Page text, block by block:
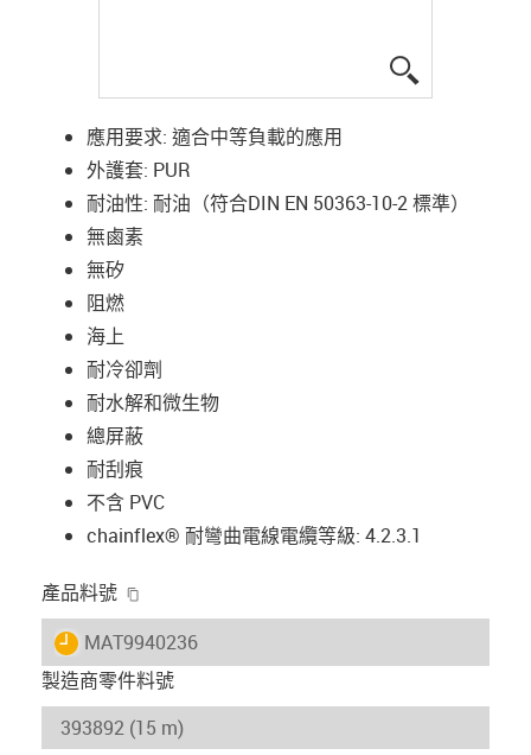
應用要求: 適合中等負載的應用
外護套: PUR
耐油性: 耐油（符合DIN EN 50363-10-2 標準）
無鹵素
無矽
阻燃
海上
耐冷卻劑
耐水解和微生物
總屏蔽
耐刮痕
不含 PVC
chainflex® 耐彎曲電線電纜等級: 4.2.3.1
產品料號
igus-icon-lieferzeit
MAT9940236
製造商零件料號